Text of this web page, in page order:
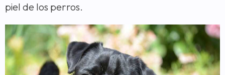
piel de los perros.